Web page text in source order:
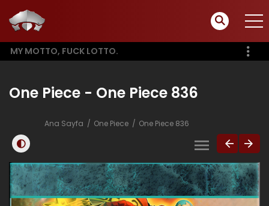
MY MOTTO, FUCK LOTTO.
One Piece - One Piece 836
Ana Sayfa One Piece One Piece 836